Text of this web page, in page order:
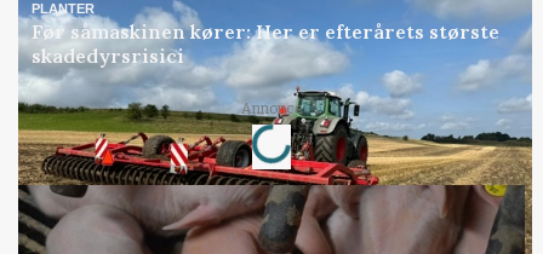
PLANTER
Før såmaskinen kører: Her er efterårets største
skadedyrsrisici
Annonce
Loading...